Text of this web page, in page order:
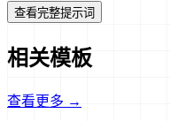
查看完整提示词
相关模板
查看更多 →